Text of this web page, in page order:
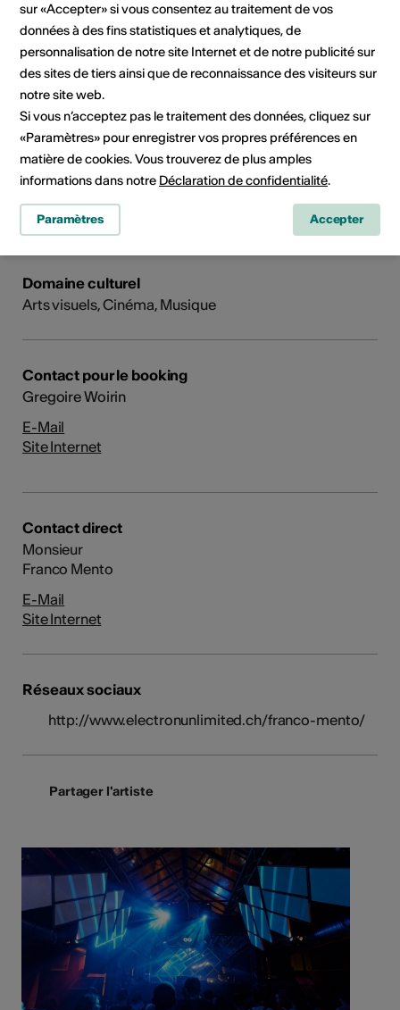
très atypique.
Type de publication: CD
Publié en: 01.01.2016
Edition / label / distributeur:
Domaine culturel
Arts visuels, Cinéma, Musique
Contact pour le booking
Gregoire Woirin
E-Mail
Site Internet
Contact direct
Monsieur
Franco Mento
E-Mail
Site Internet
Réseaux sociaux
http://www.electronunlimited.ch/franco-mento/
Partager l'artiste
sur «Accepter» si vous consentez au traitement de vos
données à des fins statistiques et analytiques, de
personnalisation de notre site Internet et de notre publicité sur
des sites de tiers ainsi que de reconnaissance des visiteurs sur
notre site web.
Si vous n’acceptez pas le traitement des données, cliquez sur
«Paramètres» pour enregistrer vos propres préférences en
matière de cookies. Vous trouverez de plus amples
informations dans notre Déclaration de confidentialité.
Paramètres Accepter